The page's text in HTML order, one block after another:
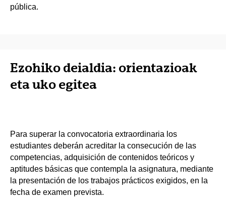
pública.
Ezohiko deialdia: orientazioak
eta uko egitea
Para superar la convocatoria extraordinaria los
estudiantes deberán acreditar la consecución de las
competencias, adquisición de contenidos teóricos y
aptitudes básicas que contempla la asignatura, mediante
la presentación de los trabajos prácticos exigidos, en la
fecha de examen prevista.